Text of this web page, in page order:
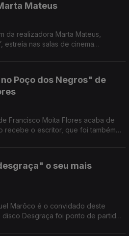
Mateus
da realizadora Marta Mateus,
estreia nas salas de cinema
Poço dos Negros" de
Francisco Moita Flores acaba de
recebe o escritor, que foi também
o seu mais
Marôco é o convidado deste
disco Desgraça foi ponto de partida